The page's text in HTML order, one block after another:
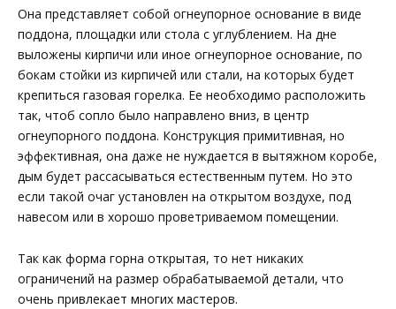
Она представляет собой огнеупорное основание в виде
поддона, площадки или стола с углублением. На дне
выложены кирпичи или иное огнеупорное основание, по
бокам стойки из кирпичей или стали, на которых будет
крепиться газовая горелка. Ее необходимо расположить
так, чтоб сопло было направлено вниз, в центр
огнеупорного поддона. Конструкция примитивная, но
эффективная, она даже не нуждается в вытяжном коробе,
дым будет рассасываться естественным путем. Но это
если такой очаг установлен на открытом воздухе, под
навесом или в хорошо проветриваемом помещении.
Так как форма горна открытая, то нет никаких
ограничений на размер обрабатываемой детали, что
очень привлекает многих мастеров.